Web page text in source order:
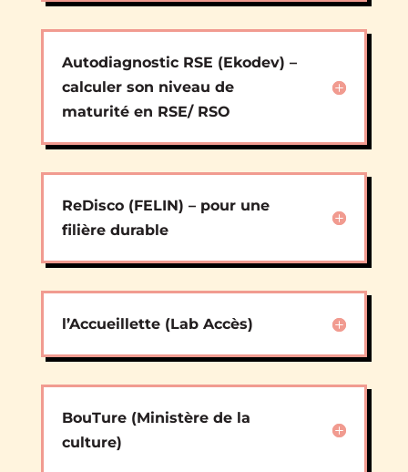
Autodiagnostic RSE (Ekodev) –
calculer son niveau de
maturité en RSE/ RSO
ReDisco (FELIN) – pour une
filière durable
l’Accueillette (Lab Accès)
BouTure (Ministère de la
culture)